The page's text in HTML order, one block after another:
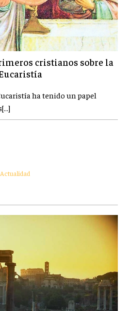
cristianos sobre la
ha tenido un papel